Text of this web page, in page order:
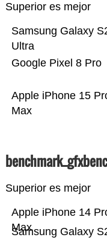
Superior es mejor
Apple iPhone 15
Max
Google Pixel 8 Pro
Samsung Galaxy
Ultra
Superior es mejor
Samsung Galaxy
Apple iPhone 14
Max